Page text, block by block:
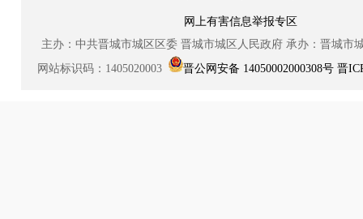
网上有害信息举报专区
主办：中共晋城市城区区委 晋城市城区人民政府 承办：晋城市
网站标识码：1405020003
晋公网安备 14050002000308号 晋